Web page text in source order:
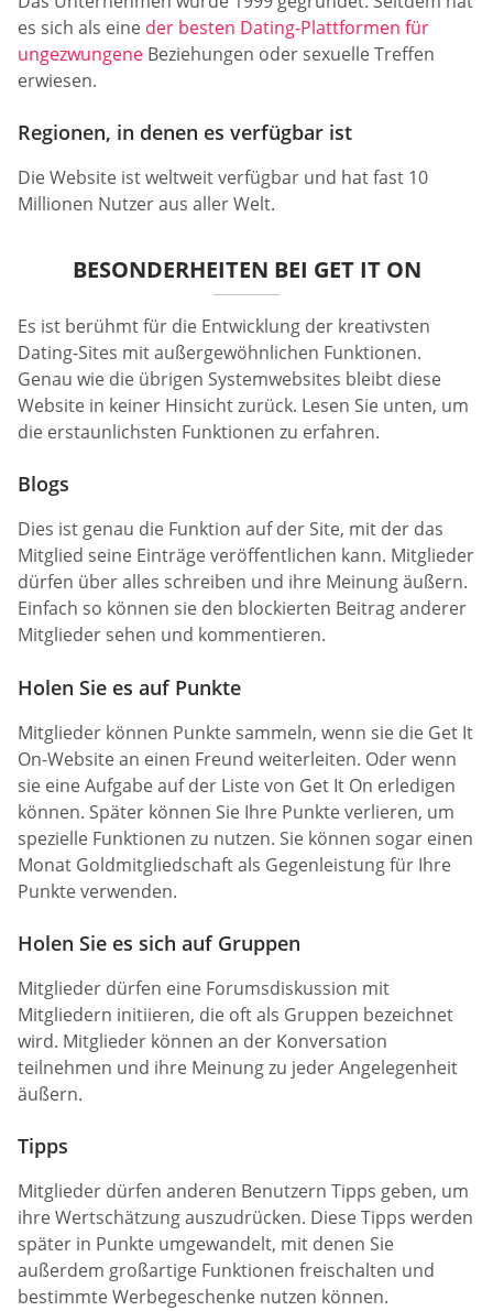
es sich als eine der besten Dating-Plattformen für
ungezwungene Beziehungen oder sexuelle Treffen
erwiesen.
Regionen, in denen es verfügbar ist
Die Website ist weltweit verfügbar und hat fast 10
Millionen Nutzer aus aller Welt.
BESONDERHEITEN BEI GET IT ON
Es ist berühmt für die Entwicklung der kreativsten
Dating-Sites mit außergewöhnlichen Funktionen.
Genau wie die übrigen Systemwebsites bleibt diese
Website in keiner Hinsicht zurück. Lesen Sie unten, um
die erstaunlichsten Funktionen zu erfahren.
Blogs
Dies ist genau die Funktion auf der Site, mit der das
Mitglied seine Einträge veröffentlichen kann. Mitglieder
dürfen über alles schreiben und ihre Meinung äußern.
Einfach so können sie den blockierten Beitrag anderer
Mitglieder sehen und kommentieren.
Holen Sie es auf Punkte
Mitglieder können Punkte sammeln, wenn sie die Get It
On-Website an einen Freund weiterleiten. Oder wenn
sie eine Aufgabe auf der Liste von Get It On erledigen
können. Später können Sie Ihre Punkte verlieren, um
spezielle Funktionen zu nutzen. Sie können sogar einen
Monat Goldmitgliedschaft als Gegenleistung für Ihre
Punkte verwenden.
Holen Sie es sich auf Gruppen
Mitglieder dürfen eine Forumsdiskussion mit
Mitgliedern initiieren, die oft als Gruppen bezeichnet
wird. Mitglieder können an der Konversation
teilnehmen und ihre Meinung zu jeder Angelegenheit
äußern.
Tipps
Mitglieder dürfen anderen Benutzern Tipps geben, um
ihre Wertschätzung auszudrücken. Diese Tipps werden
später in Punkte umgewandelt, mit denen Sie
außerdem großartige Funktionen freischalten und
bestimmte Werbegeschenke nutzen können.